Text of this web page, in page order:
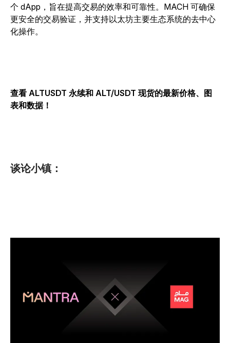
个 dApp，旨在提高交易的效率和可靠性。MACH 可确保
更安全的交易验证，并支持以太坊主要生态系统的去中心
化操作。
查看 ALTUSDT 永续和 ALT/USDT 现货的最新价格、图
表和数据！
谈论小镇：